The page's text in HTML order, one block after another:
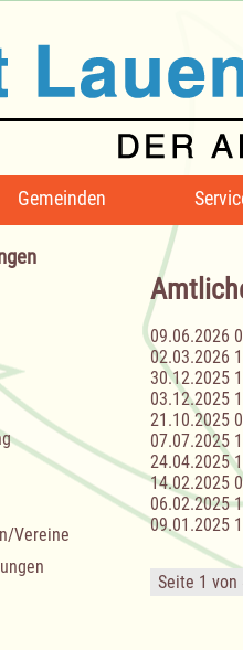
Gemeinden
09.06.2026
02.03.2026
30.12.2025
03.12.2025
21.10.2025
07.07.2025
24.04.2025
14.02.2025
06.02.2025
09.01.2025
Seite 1 von
Vereine